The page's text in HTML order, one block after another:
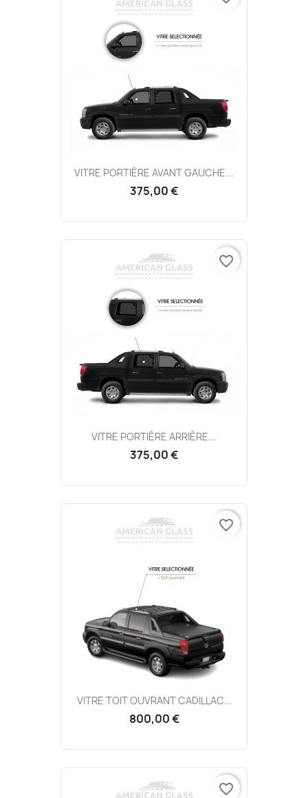
VITRE PORTIÈRE AVANT GAUCHE...
375,00 €
VITRE PORTIÈRE ARRIÈRE...
375,00 €
favorite_border
VITRE TOIT OUVRANT CADILLAC...
800,00 €
favorite_border
favorite_border